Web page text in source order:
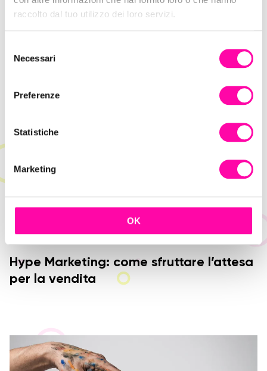
raccolto dal tuo utilizzo dei loro servizi.
n
n
Necessari
Preferenze
Statistiche
Marketing
OK
Hype Marketing: come sfruttare l’attesa
per la vendita